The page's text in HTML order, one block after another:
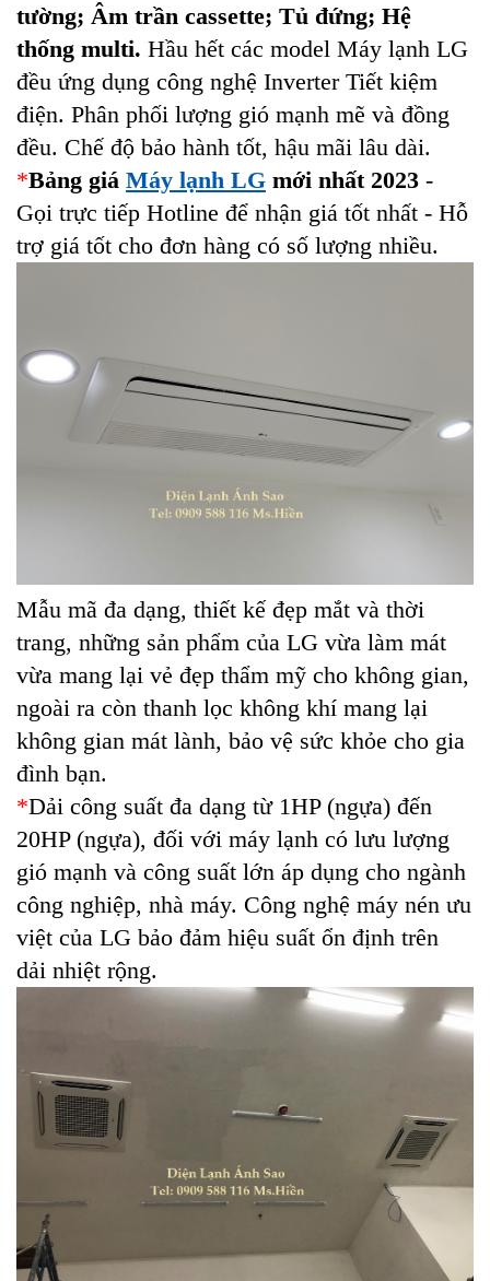
tường; Âm trần cassette; Tủ đứng; Hệ
thống multi. Hầu hết các model Máy lạnh LG
đều ứng dụng công nghệ Inverter Tiết kiệm
điện. Phân phối lượng gió mạnh mẽ và đồng
đều. Chế độ bảo hành tốt, hậu mãi lâu dài.
*Bảng giá Máy lạnh LG mới nhất 2023 -
Gọi trực tiếp Hotline để nhận giá tốt nhất - Hỗ
trợ giá tốt cho đơn hàng có số lượng nhiều.
Mẫu mã đa dạng, thiết kế đẹp mắt và thời
trang, những sản phẩm của LG vừa làm mát
vừa mang lại vẻ đẹp thẩm mỹ cho không gian,
ngoài ra còn thanh lọc không khí mang lại
không gian mát lành, bảo vệ sức khỏe cho gia
đình bạn.
*Dải công suất đa dạng từ 1HP (ngựa) đến
20HP (ngựa), đối với máy lạnh có lưu lượng
gió mạnh và công suất lớn áp dụng cho ngành
công nghiệp, nhà máy. Công nghệ máy nén ưu
việt của LG bảo đảm hiệu suất ổn định trên
dải nhiệt rộng.